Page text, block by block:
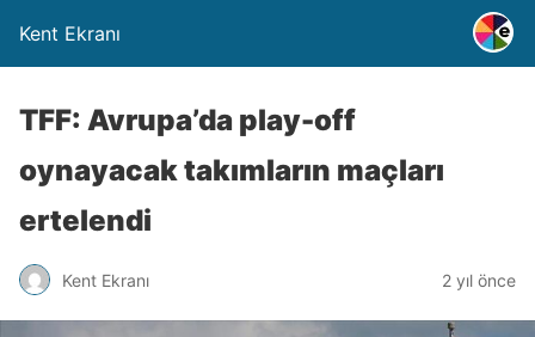
Kent Ekranı
TFF: Avrupa’da play-off
oynayacak takımların maçları
ertelendi
Kent Ekranı 2 yıl önce